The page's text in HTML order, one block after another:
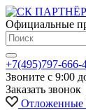
Официальные
+7(495)797-666-
Звоните с 9:00
Заказать звонок
Отложенные